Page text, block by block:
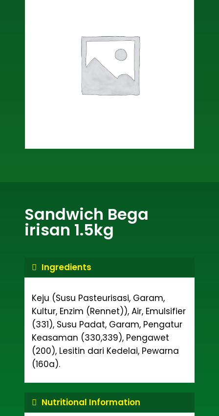
Sandwich Bega
irisan 1.5kg
Ingredients
Keju (Susu Pasteurisasi, Garam,
Kultur, Enzim (Rennet)), Air, Emulsifier
(331), Susu Padat, Garam, Pengatur
Keasaman (330,339), Pengawet
(200), Lesitin dari Kedelai, Pewarna
(160a).
Nutritional Information